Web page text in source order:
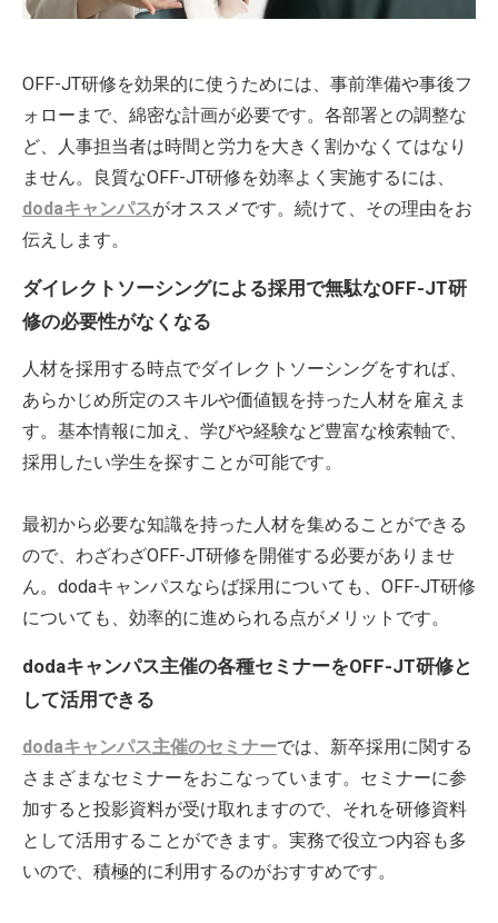
OFF-JT研修を効果的に使うためには、事前準備や事後フ
ォローまで、綿密な計画が必要です。各部署との調整な
ど、人事担当者は時間と労力を大きく割かなくてはなり
ません。良質なOFF-JT研修を効率よく実施するには、
dodaキャンパスがオススメです。続けて、その理由をお
伝えします。
ダイレクトソーシングによる採用で無駄なOFF-JT研
修の必要性がなくなる
人材を採用する時点でダイレクトソーシングをすれば、
あらかじめ所定のスキルや価値観を持った人材を雇えま
す。基本情報に加え、学びや経験など豊富な検索軸で、
採用したい学生を探すことが可能です。
最初から必要な知識を持った人材を集めることができる
ので、わざわざOFF-JT研修を開催する必要がありませ
ん。dodaキャンパスならば採用についても、OFF-JT研修
についても、効率的に進められる点がメリットです。
dodaキャンパス主催の各種セミナーをOFF-JT研修と
して活用できる
dodaキャンパス主催のセミナーでは、新卒採用に関する
さまざまなセミナーをおこなっています。セミナーに参
加すると投影資料が受け取れますので、それを研修資料
として活用することができます。実務で役立つ内容も多
いので、積極的に利用するのがおすすめです。